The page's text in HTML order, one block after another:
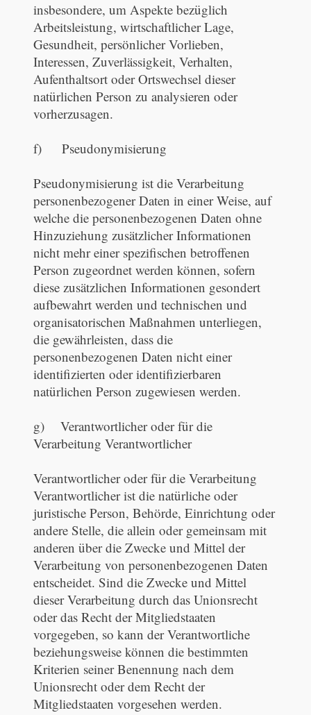
insbesondere, um Aspekte bezüglich
Arbeitsleistung, wirtschaftlicher Lage,
Gesundheit, persönlicher Vorlieben,
Interessen, Zuverlässigkeit, Verhalten,
Aufenthaltsort oder Ortswechsel dieser
natürlichen Person zu analysieren oder
vorherzusagen.
f) Pseudonymisierung
Pseudonymisierung ist die Verarbeitung
personenbezogener Daten in einer Weise, auf
welche die personenbezogenen Daten ohne
Hinzuziehung zusätzlicher Informationen
nicht mehr einer spezifischen betroffenen
Person zugeordnet werden können, sofern
diese zusätzlichen Informationen gesondert
aufbewahrt werden und technischen und
organisatorischen Maßnahmen unterliegen,
die gewährleisten, dass die
personenbezogenen Daten nicht einer
identifizierten oder identifizierbaren
natürlichen Person zugewiesen werden.
g) Verantwortlicher oder für die
Verarbeitung Verantwortlicher
Verantwortlicher oder für die Verarbeitung
Verantwortlicher ist die natürliche oder
juristische Person, Behörde, Einrichtung oder
andere Stelle, die allein oder gemeinsam mit
anderen über die Zwecke und Mittel der
Verarbeitung von personenbezogenen Daten
entscheidet. Sind die Zwecke und Mittel
dieser Verarbeitung durch das Unionsrecht
oder das Recht der Mitgliedstaaten
vorgegeben, so kann der Verantwortliche
beziehungsweise können die bestimmten
Kriterien seiner Benennung nach dem
Unionsrecht oder dem Recht der
Mitgliedstaaten vorgesehen werden.